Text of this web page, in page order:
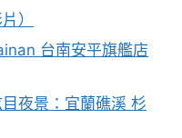
）
台南安平旗艦店
夜景：宜蘭礁溪 杉